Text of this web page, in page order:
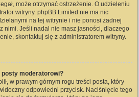
może otrzymać ostrzeżenie. O udzieleniu
witryny. phpBB Limited nie ma nic
na tej witrynie i nie ponosi żadnej
nimi. Jeśli nadal nie masz jasności, dlaczego
skontaktuj się z administratorem witryny.
posty moderatorowi?
w prawym górnym rogu treści posta, który
odpowiedni przycisk. Naciśnięcie tego